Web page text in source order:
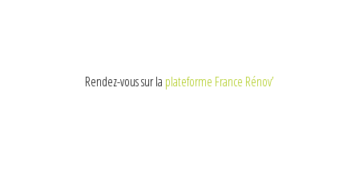
Rendez-vous sur la plateforme France Rénov’